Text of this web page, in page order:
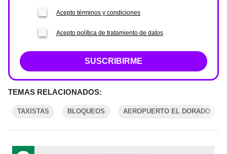
Acepto términos y condiciones
Acepto política de tratamiento de datos
SUSCRIBIRME
TEMAS RELACIONADOS:
TAXISTAS BLOQUEOS AEROPUERTO EL DORADO